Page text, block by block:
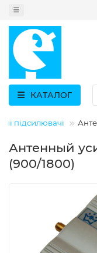
КАТАЛОГ
підсилювачі
Антенный
(900/1800)